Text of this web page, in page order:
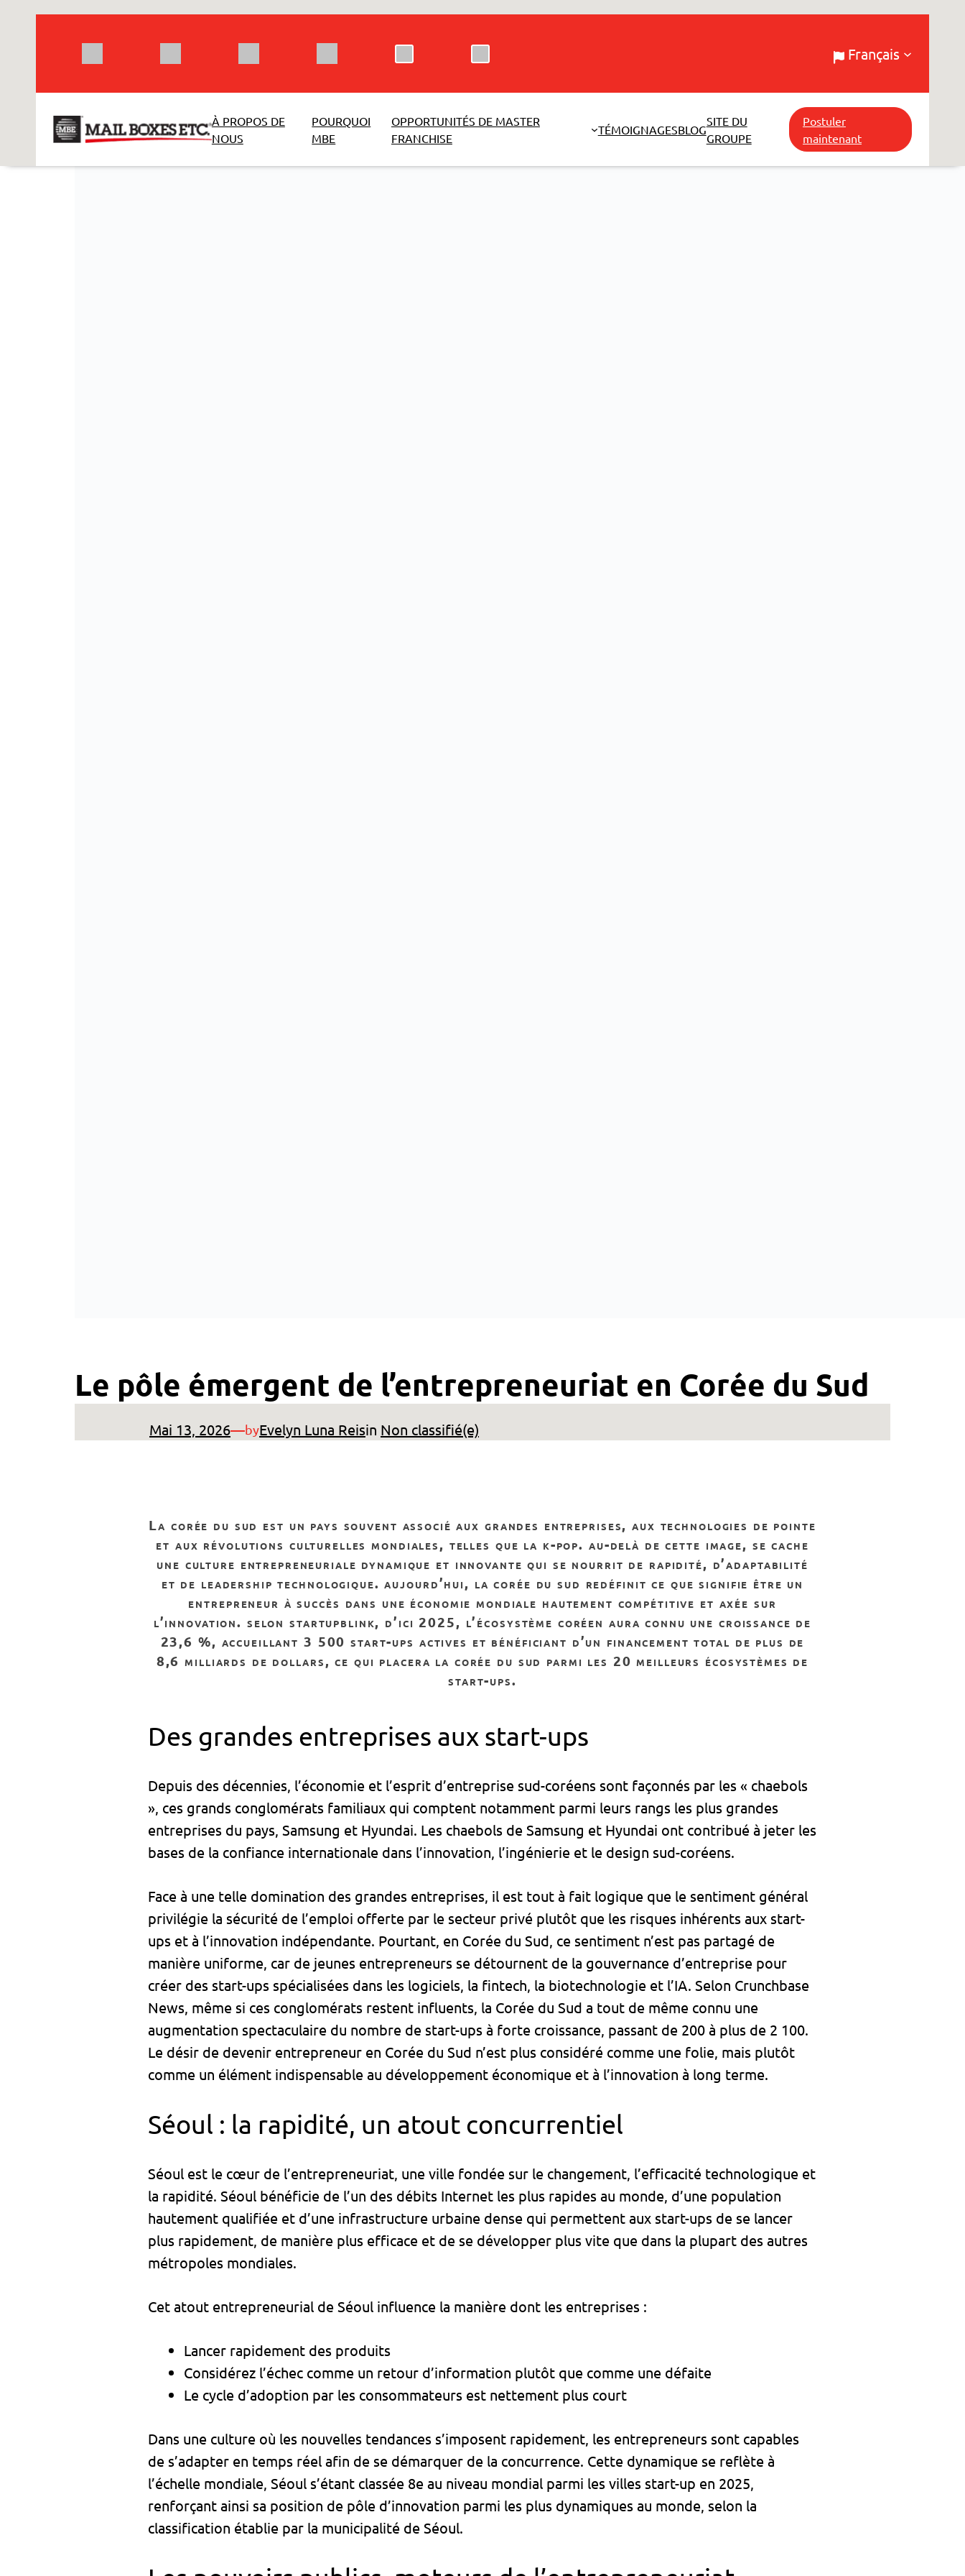
Français
À PROPOS DE
NOUS
POURQUOI
MBE
OPPORTUNITÉS DE MASTER
FRANCHISE
TÉMOIGNAGESBLOG
SITE DU
GROUPE
Postuler
maintenant
Le pôle émergent de l’entrepreneuriat en Corée du Sud
Mai 13, 2026—byEvelyn Luna Reisin Non classifié(e)
la corée du sud est un pays souvent associé aux grandes entreprises, aux technologies de pointe
et aux révolutions culturelles mondiales, telles que la k-pop. au-delà de cette image, se cache
une culture entrepreneuriale dynamique et innovante qui se nourrit de rapidité, d’adaptabilité
et de leadership technologique. aujourd’hui, la corée du sud redéfinit ce que signifie être un
entrepreneur à succès dans une économie mondiale hautement compétitive et axée sur
l’innovation. selon startupblink, d’ici 2025, l’écosystème coréen aura connu une croissance de
23,6 %, accueillant 3 500 start-ups actives et bénéficiant d’un financement total de plus de
8,6 milliards de dollars, ce qui placera la corée du sud parmi les 20 meilleurs écosystèmes de
start-ups.
Des grandes entreprises aux start-ups
Depuis des décennies, l’économie et l’esprit d’entreprise sud-coréens sont façonnés par les « chaebols
», ces grands conglomérats familiaux qui comptent notamment parmi leurs rangs les plus grandes
entreprises du pays, Samsung et Hyundai. Les chaebols de Samsung et Hyundai ont contribué à jeter les
bases de la confiance internationale dans l’innovation, l’ingénierie et le design sud-coréens.
Face à une telle domination des grandes entreprises, il est tout à fait logique que le sentiment général
privilégie la sécurité de l’emploi offerte par le secteur privé plutôt que les risques inhérents aux start-
ups et à l’innovation indépendante. Pourtant, en Corée du Sud, ce sentiment n’est pas partagé de
manière uniforme, car de jeunes entrepreneurs se détournent de la gouvernance d’entreprise pour
créer des start-ups spécialisées dans les logiciels, la fintech, la biotechnologie et l’IA. Selon Crunchbase
News, même si ces conglomérats restent influents, la Corée du Sud a tout de même connu une
augmentation spectaculaire du nombre de start-ups à forte croissance, passant de 200 à plus de 2 100.
Le désir de devenir entrepreneur en Corée du Sud n’est plus considéré comme une folie, mais plutôt
comme un élément indispensable au développement économique et à l’innovation à long terme.
Séoul : la rapidité, un atout concurrentiel
Séoul est le cœur de l’entrepreneuriat, une ville fondée sur le changement, l’efficacité technologique et
la rapidité. Séoul bénéficie de l’un des débits Internet les plus rapides au monde, d’une population
hautement qualifiée et d’une infrastructure urbaine dense qui permettent aux start-ups de se lancer
plus rapidement, de manière plus efficace et de se développer plus vite que dans la plupart des autres
métropoles mondiales.
Cet atout entrepreneurial de Séoul influence la manière dont les entreprises :
Lancer rapidement des produits
Considérez l’échec comme un retour d’information plutôt que comme une défaite
Le cycle d’adoption par les consommateurs est nettement plus court
Dans une culture où les nouvelles tendances s’imposent rapidement, les entrepreneurs sont capables
de s’adapter en temps réel afin de se démarquer de la concurrence. Cette dynamique se reflète à
l’échelle mondiale, Séoul s’étant classée 8e au niveau mondial parmi les villes start-up en 2025,
renforçant ainsi sa position de pôle d’innovation parmi les plus dynamiques au monde, selon la
classification établie par la municipalité de Séoul.